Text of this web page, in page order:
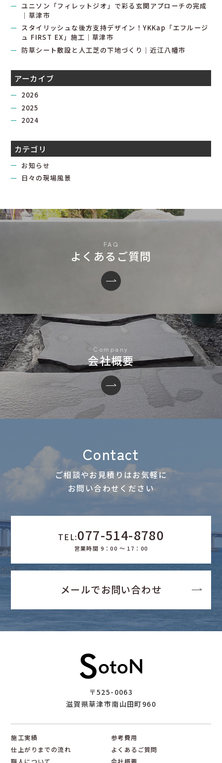
ユニソン「フィレットジオ」で彩る玄関アプローチの完成
｜草津市
スタイリッシュな後方支持デザイン！YKKap「エフルージ
ュ FIRST EX」施工｜草津市
防草シート敷設と人工芝の下地づくり｜近江八幡市
アーカイブ
2026
2025
2024
カテゴリ
お知らせ
日々の現場風景
よくあるご質問
会社概要
Contact
ご相談やお見積りはお気軽に
お問い合わせください
TEL:077-514-8780
営業時間 9：00 ～ 17：00
メールでお問い合わせ
〒525-0063
滋賀県草津市南山田町960
施工実績
参考費用
仕上がりまでの流れ
よくあるご質問